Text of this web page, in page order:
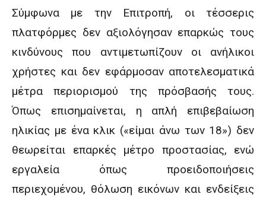
Σύμφωνα με την Επιτροπή, οι τέσσερις
πλατφόρμες δεν αξιολόγησαν επαρκώς τους
κινδύνους που αντιμετωπίζουν οι ανήλικοι
χρήστες και δεν εφάρμοσαν αποτελεσματικά
μέτρα περιορισμού της πρόσβασής τους.
Όπως επισημαίνεται, η απλή επιβεβαίωση
ηλικίας με ένα κλικ («είμαι άνω των 18») δεν
θεωρείται επαρκές μέτρο προστασίας, ενώ
εργαλεία όπως προειδοποιήσεις
περιεχομένου, θόλωση εικόνων και ενδείξεις